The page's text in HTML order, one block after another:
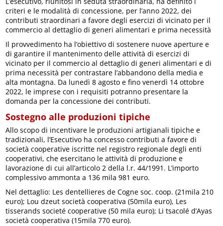
criteri e le modalità di concessione, per l’anno 2022, dei
contributi straordinari a favore degli esercizi di vicinato per il
commercio al dettaglio di generi alimentari e prima necessità
Il provvedimento ha l’obiettivo di sostenere nuove aperture e
di garantire il mantenimento delle attività di esercizi di
vicinato per il commercio al dettaglio di generi alimentari e di
prima necessità per contrastare l’abbandono della media e
alta montagna. Da lunedì 8 agosto e fino venerdì 14 ottobre
2022, le imprese con i requisiti potranno presentare la
domanda per la concessione dei contributi.
Sostegno alle produzioni tipiche
Allo scopo di incentivare le produzioni artigianali tipiche e
tradizionali, l’Esecutivo ha concesso contributi a favore di
società cooperative iscritte nel registro regionale degli enti
cooperativi, che esercitano le attività di produzione e
lavorazione di cui all’articolo 2 della l.r. 44/1991. L’importo
complessivo ammonta a 136 mila 981 euro.
Nel dettaglio: Les dentellieres de Cogne soc. coop. (21mila 210
euro); Lou dzeut società cooperativa (50mila euro), Les
tisserands societé cooperative (50 mila euro); Li tsacolé d’Ayas
società cooperativa (15mila 770 euro).